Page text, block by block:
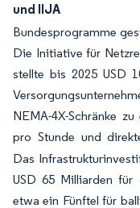
und IIJA
Bundesprogramme
Die Initiative für
stellte bis 2025 USD
NEMA-4X-Schränke
pro Stunde und
Das
USD 65 Milliarden für
etwa ein Fünftel für